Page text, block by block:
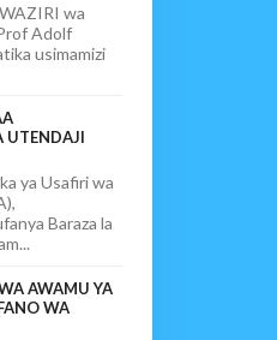
wa
Adolf
usimamizi
UTENDAJI
ya Usafiri wa
Baraza la
AWAMU YA
WA